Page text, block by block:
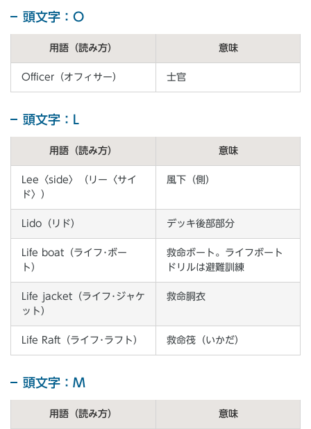
頭文字：O
用語（読み方） 意味
Officer（オフィサー） 士官
頭文字：L
用語（読み方） 意味
Lee〈side〉（リー〈サイ
ド〉）
風下（側）
Lido（リド） デッキ後部部分
Life boat（ライフ･ボー
ト）
救命ボート。ライフボート
ドリルは避難訓練
Life jacket（ライフ･ジャケ
ット）
救命胴衣
Life Raft（ライフ･ラフト） 救命筏（いかだ）
頭文字：M
用語（読み方） 意味